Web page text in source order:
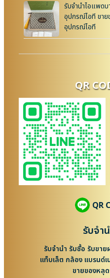
รับจำนำไอแพดบ
อุปกรณ์ไอที ขาย
อุปกรณ์ไอที
QR
QR
รับจํา
รับจำนำ รับซื้อ รับขา
แท็บเล็ต กล้อง แบรนด์
ขายของหลุ